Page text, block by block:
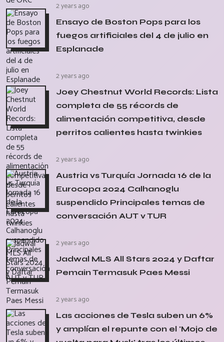
2 years ago
Ensayo de Boston Pops para los
fuegos artificiales del 4 de julio en
Esplanade
2 years ago
Joey Chestnut World Records: Lista
completa de 55 récords de
alimentación competitiva, desde
perritos calientes hasta twinkies
2 years ago
Austria vs Turquía Jornada 16 de la
Eurocopa 2024 Calhanoglu
suspendido Principales temas de
conversación AUT v TUR
2 years ago
Jadwal MLS All Stars 2024 y Daftar
Pemain Termasuk Paes Messi
2 years ago
Las acciones de Tesla suben un 6%
y amplían el repunte con el 'Mojo de